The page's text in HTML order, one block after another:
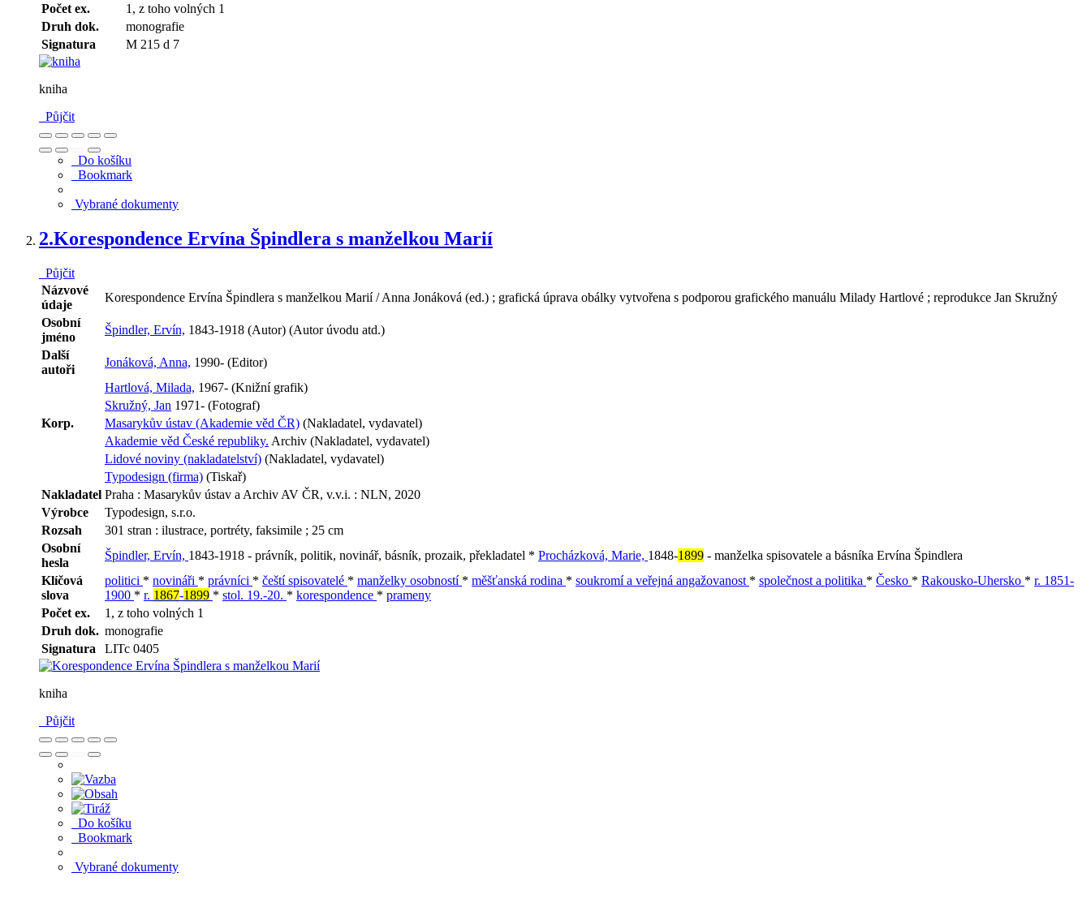
Počet ex.
1, z toho volných 1
Druh dok.
monografie
Signatura
M 215 d 7
kniha
Půjčit
Do košíku
Bookmark
Vybrané dokumenty
2.Korespondence Ervína Špindlera s manželkou Marií
Půjčit
Názvové
údaje
Korespondence Ervína Špindlera s manželkou Marií / Anna Jonáková (ed.) ; grafická úprava obálky vytvořena s podporou grafického manuálu Milady Hartlové ; reprodukce Jan Skružný
Osobní
jméno
Špindler, Ervín, 1843-1918 (Autor) (Autor úvodu atd.)
Další
autoři
Jonáková, Anna, 1990- (Editor)
Hartlová, Milada, 1967- (Knižní grafik)
Skružný, Jan 1971- (Fotograf)
Korp.
Masarykův ústav (Akademie věd ČR) (Nakladatel, vydavatel)
Akademie věd České republiky. Archiv (Nakladatel, vydavatel)
Lidové noviny (nakladatelství) (Nakladatel, vydavatel)
Typodesign (firma) (Tiskař)
Nakladatel Praha : Masarykův ústav a Archiv AV ČR, v.v.i. : NLN, 2020
Výrobce
Typodesign, s.r.o.
Rozsah
301 stran : ilustrace, portréty, faksimile ; 25 cm
Osobní
hesla
Špindler, Ervín, 1843-1918 - právník, politik, novinář, básník, prozaik, překladatel * Procházková, Marie, 1848-1899 - manželka spisovatele a básníka Ervína Špindlera
Klíčová
slova
politici * novináři * právníci * čeští spisovatelé * manželky osobností * měšťanská rodina * soukromí a veřejná angažovanost * společnost a politika * Česko * Rakousko-Uhersko * r. 1851-
1900 * r. 1867-1899 * stol. 19.-20. * korespondence * prameny
Počet ex.
1, z toho volných 1
Druh dok. monografie
Signatura
LITc 0405
kniha
Půjčit
Do košíku
Bookmark
Vybrané dokumenty